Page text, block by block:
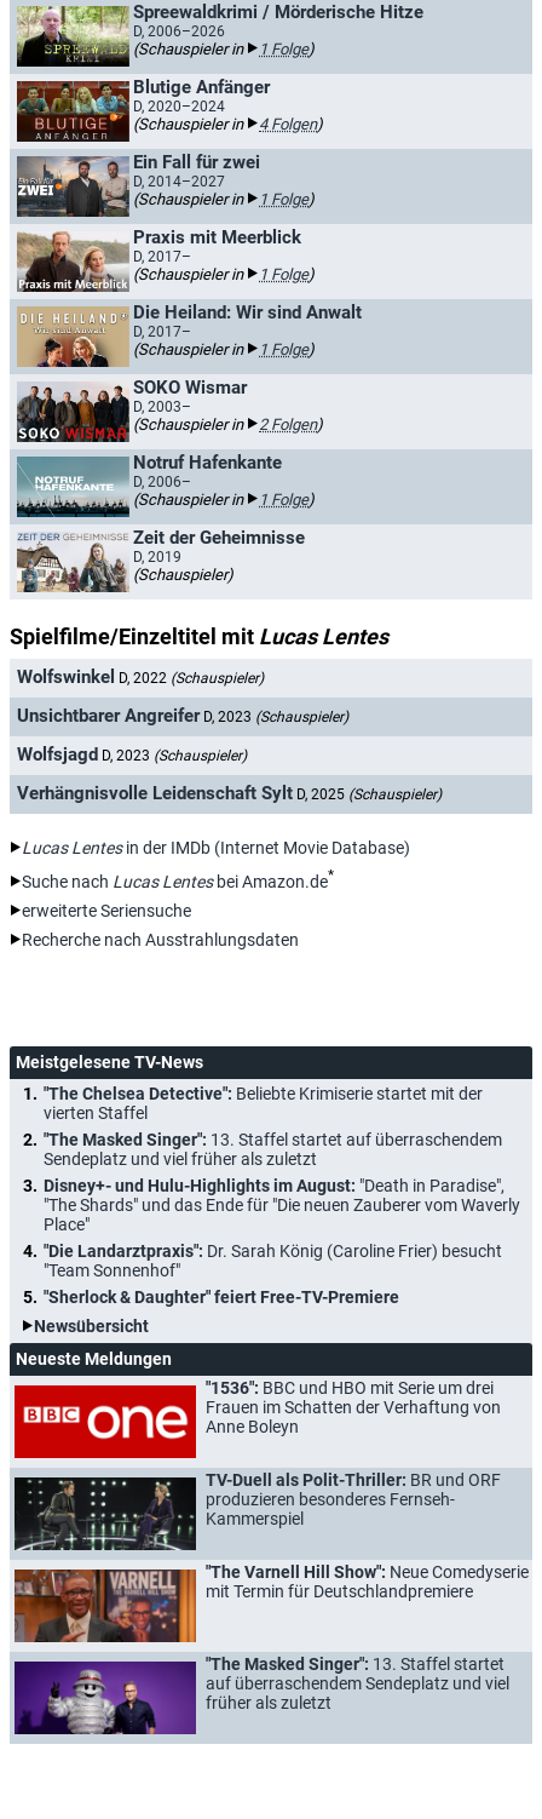
Spreewaldkrimi / Mörderische Hitze
D, 2006–2026
(Schauspieler in 1 Folge)
Blutige Anfänger
D, 2020–2024
(Schauspieler in 4 Folgen)
Ein Fall für zwei
D, 2014–2027
(Schauspieler in 1 Folge)
Praxis mit Meerblick
D, 2017–
(Schauspieler in 1 Folge)
Die Heiland: Wir sind Anwalt
D, 2017–
(Schauspieler in 1 Folge)
SOKO Wismar
D, 2003–
(Schauspieler in 2 Folgen)
Notruf Hafenkante
D, 2006–
(Schauspieler in 1 Folge)
Zeit der Geheimnisse
D, 2019
(Schauspieler)
Spielfilme/Einzeltitel mit Lucas Lentes
Wolfswinkel D, 2022 (Schauspieler)
Unsichtbarer Angreifer D, 2023 (Schauspieler)
Wolfsjagd D, 2023 (Schauspieler)
Verhängnisvolle Leidenschaft Sylt D, 2025 (Schauspieler)
Lucas Lentesin der IMDb (Internet Movie Database)
Suche nach Lucas Lentesbei Amazon.de*
erweiterte Seriensuche
Recherche nach Ausstrahlungsdaten
Meistgelesene TV-News
"The Chelsea Detective": Beliebte Krimiserie startet mit der
vierten Staffel
"The Masked Singer": 13. Staffel startet auf überraschendem
Sendeplatz und viel früher als zuletzt
Disney+- und Hulu-Highlights im August: "Death in Paradise",
"The Shards" und das Ende für "Die neuen Zauberer vom Waverly
Place"
"Die Landarztpraxis": Dr. Sarah König (Caroline Frier) besucht
"Team Sonnenhof"
"Sherlock & Daughter" feiert Free-TV-Premiere
Newsübersicht
Neueste Meldungen
"1536": BBC und HBO mit Serie um drei
Frauen im Schatten der Verhaftung von
Anne Boleyn
TV-Duell als Polit-Thriller: BR und ORF
produzieren besonderes Fernseh-
Kammerspiel
"The Varnell Hill Show": Neue Comedyserie
mit Termin für Deutschlandpremiere
"The Masked Singer": 13. Staffel startet
auf überraschendem Sendeplatz und viel
früher als zuletzt